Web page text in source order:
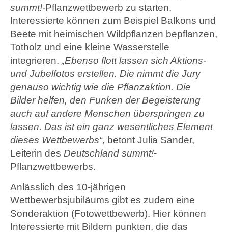
summt!-Pflanzwettbewerb zu starten.
Interessierte können zum Beispiel Balkons und
Beete mit heimischen Wildpflanzen bepflanzen,
Totholz und eine kleine Wasserstelle
integrieren. „Ebenso flott lassen sich Aktions-
und Jubelfotos erstellen. Die nimmt die Jury
genauso wichtig wie die Pflanzaktion. Die
Bilder helfen, den Funken der Begeisterung
auch auf andere Menschen überspringen zu
lassen. Das ist ein ganz wesentliches Element
dieses Wettbewerbs“, betont Julia Sander,
Leiterin des Deutschland summt!-
Pflanzwettbewerbs.
Anlässlich des 10-jährigen
Wettbewerbsjubiläums gibt es zudem eine
Sonderaktion (Fotowettbewerb). Hier können
Interessierte mit Bildern punkten, die das